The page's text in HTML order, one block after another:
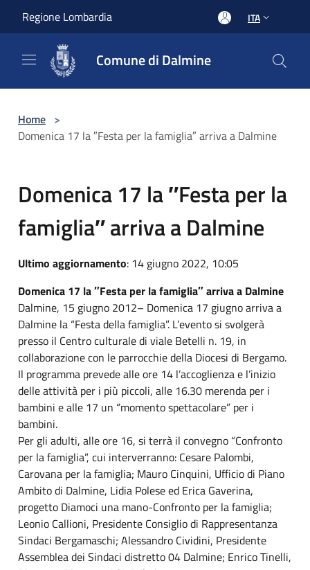
Regione Lombardia ITA
Comune di Dalmine
Home >
Domenica 17 la ″Festa per la famiglia″ arriva a Dalmine
Domenica 17 la ″Festa per la
famiglia″ arriva a Dalmine
Ultimo aggiornamento: 14 giugno 2022, 10:05
Domenica 17 la ″Festa per la famiglia″ arriva a Dalmine
Dalmine, 15 giugno 2012– Domenica 17 giugno arriva a
Dalmine la “Festa della famiglia”. L’evento si svolgerà
presso il Centro culturale di viale Betelli n. 19, in
collaborazione con le parrocchie della Diocesi di Bergamo.
Il programma prevede alle ore 14 l’accoglienza e l’inizio
delle attività per i più piccoli, alle 16.30 merenda per i
bambini e alle 17 un “momento spettacolare” per i
bambini.
Per gli adulti, alle ore 16, si terrà il convegno “Confronto
per la famiglia”, cui interverranno: Cesare Palombi,
Carovana per la famiglia; Mauro Cinquini, Ufficio di Piano
Ambito di Dalmine, Lidia Polese ed Erica Gaverina,
progetto Diamoci una mano-Confronto per la famiglia;
Leonio Callioni, Presidente Consiglio di Rappresentanza
Sindaci Bergamaschi; Alessandro Cividini, Presidente
Assemblea dei Sindaci distretto 04 Dalmine; Enrico Tinelli,